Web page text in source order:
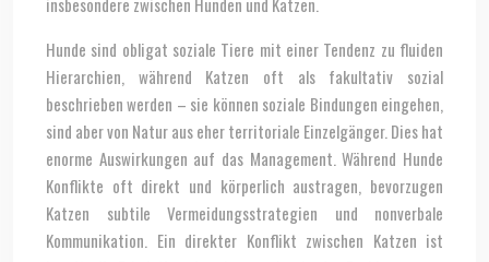
Hunde sind obligat soziale Tiere mit einer Tendenz zu fluiden
Hierarchien, während Katzen oft als fakultativ sozial
beschrieben werden – sie können soziale Bindungen eingehen,
sind aber von Natur aus eher territoriale Einzelgänger. Dies hat
enorme Auswirkungen auf das Management. Während Hunde
Konflikte oft direkt und körperlich austragen, bevorzugen
Katzen subtile Vermeidungsstrategien und nonverbale
Kommunikation. Ein direkter Konflikt zwischen Katzen ist